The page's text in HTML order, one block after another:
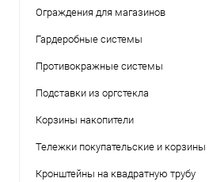
Ограждения для магазинов
Гардеробные системы
Противокражные системы
Подставки из оргстекла
Корзины накопители
Тележки покупательские и корзины
Кронштейны на квадратную трубу